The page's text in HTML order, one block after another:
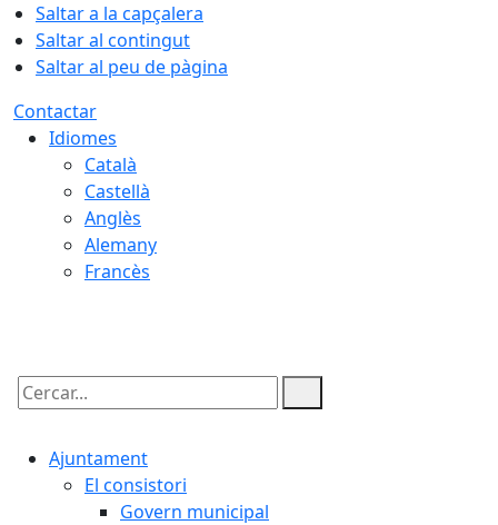
Saltar a la capçalera
Saltar al contingut
Saltar al peu de pàgina
Contactar
Idiomes
Català
Castellà
Anglès
Alemany
Francès
Cercar:
Ajuntament
El consistori
Govern municipal